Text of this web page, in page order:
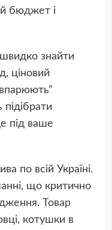
бюджет і
знайти
ціновий
під ваше
по всій Україні.
що критично
Товар
котушки в